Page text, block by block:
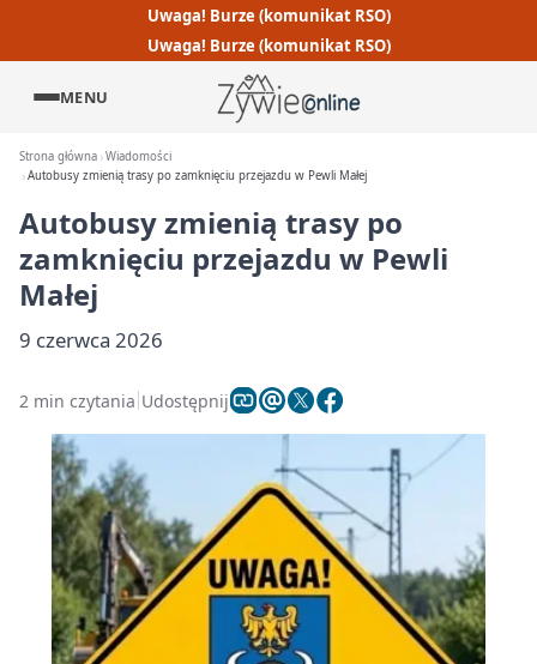
Uwaga! Burze (komunikat RSO)
Uwaga! Burze (komunikat RSO)
MENU
Strona główna Wiadomości
Autobusy zmienią trasy po zamknięciu przejazdu w Pewli Małej
Autobusy zmienią trasy po
zamknięciu przejazdu w Pewli
Małej
9 czerwca 2026
2 min czytania Udostępnij